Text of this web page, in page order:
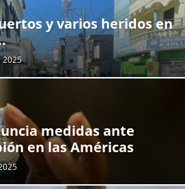
y varios heridos en
2025
medidas ante
en las Américas